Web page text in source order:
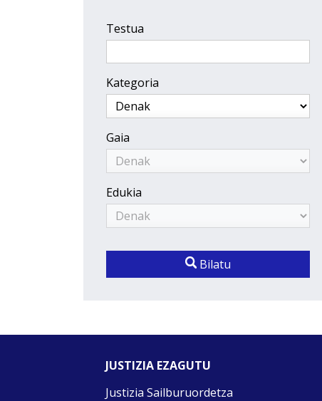
Testua
Kategoria
Gaia
Edukia
Bilatu
JUSTIZIA EZAGUTU
Justizia Sailburuordetza